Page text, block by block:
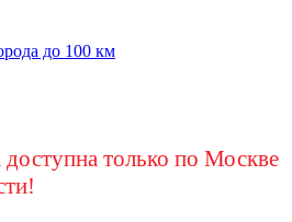
до 100 км
только по Москве